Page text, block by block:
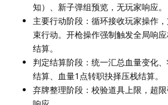
知）、新子弹组预览，无玩家响应。
主要行动阶段：循环接收玩家操作
束行动。开枪操作强制触发全局响
结算。
判定结算阶段：统一汇总血量变化
结算、血量1点转职抉择压栈结算。
弃牌整理阶段：校验道具上限，超